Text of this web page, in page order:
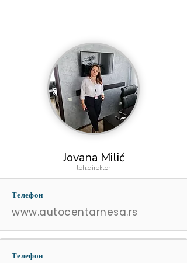
Jovana Milić
teh.direktor
Телефон
www.autocentarnesa.rs
Телефон